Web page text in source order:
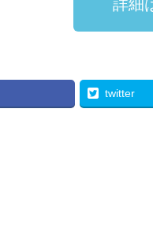
twitter